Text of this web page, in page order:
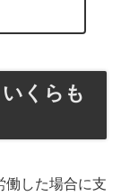
くらも
働した場合に支